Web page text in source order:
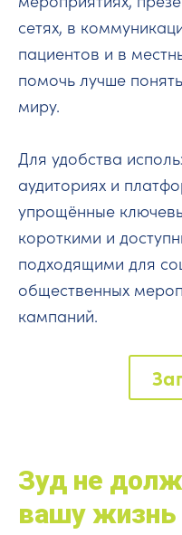
сетях, в
пациентов и в
помочь лучше
миру.
Для удобства
аудиториях и
упрощённые
короткими и
подходящими для
общественных
кампаний.
Зуд не
вашу жизнь